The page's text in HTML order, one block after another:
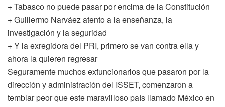
+ Tabasco no puede pasar por encima de la Constitución
+ Guillermo Narváez atento a la enseñanza, la
investigación y la seguridad
+ Y la exregidora del PRI, primero se van contra ella y
ahora la quieren regresar
Seguramente muchos exfuncionarios que pasaron por la
dirección y administración del ISSET, comenzaron a
temblar peor que este maravilloso país llamado México en